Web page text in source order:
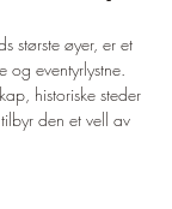
største øyer, er et
og eventyrlystne.
historiske steder
den et vell av